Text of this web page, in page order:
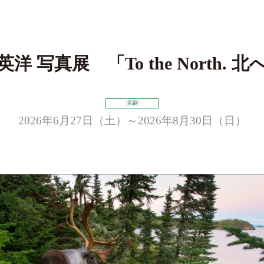
洋 写真展 「To the North. 北
演劇
2026年6月27日（土）～2026年8月30日（日）